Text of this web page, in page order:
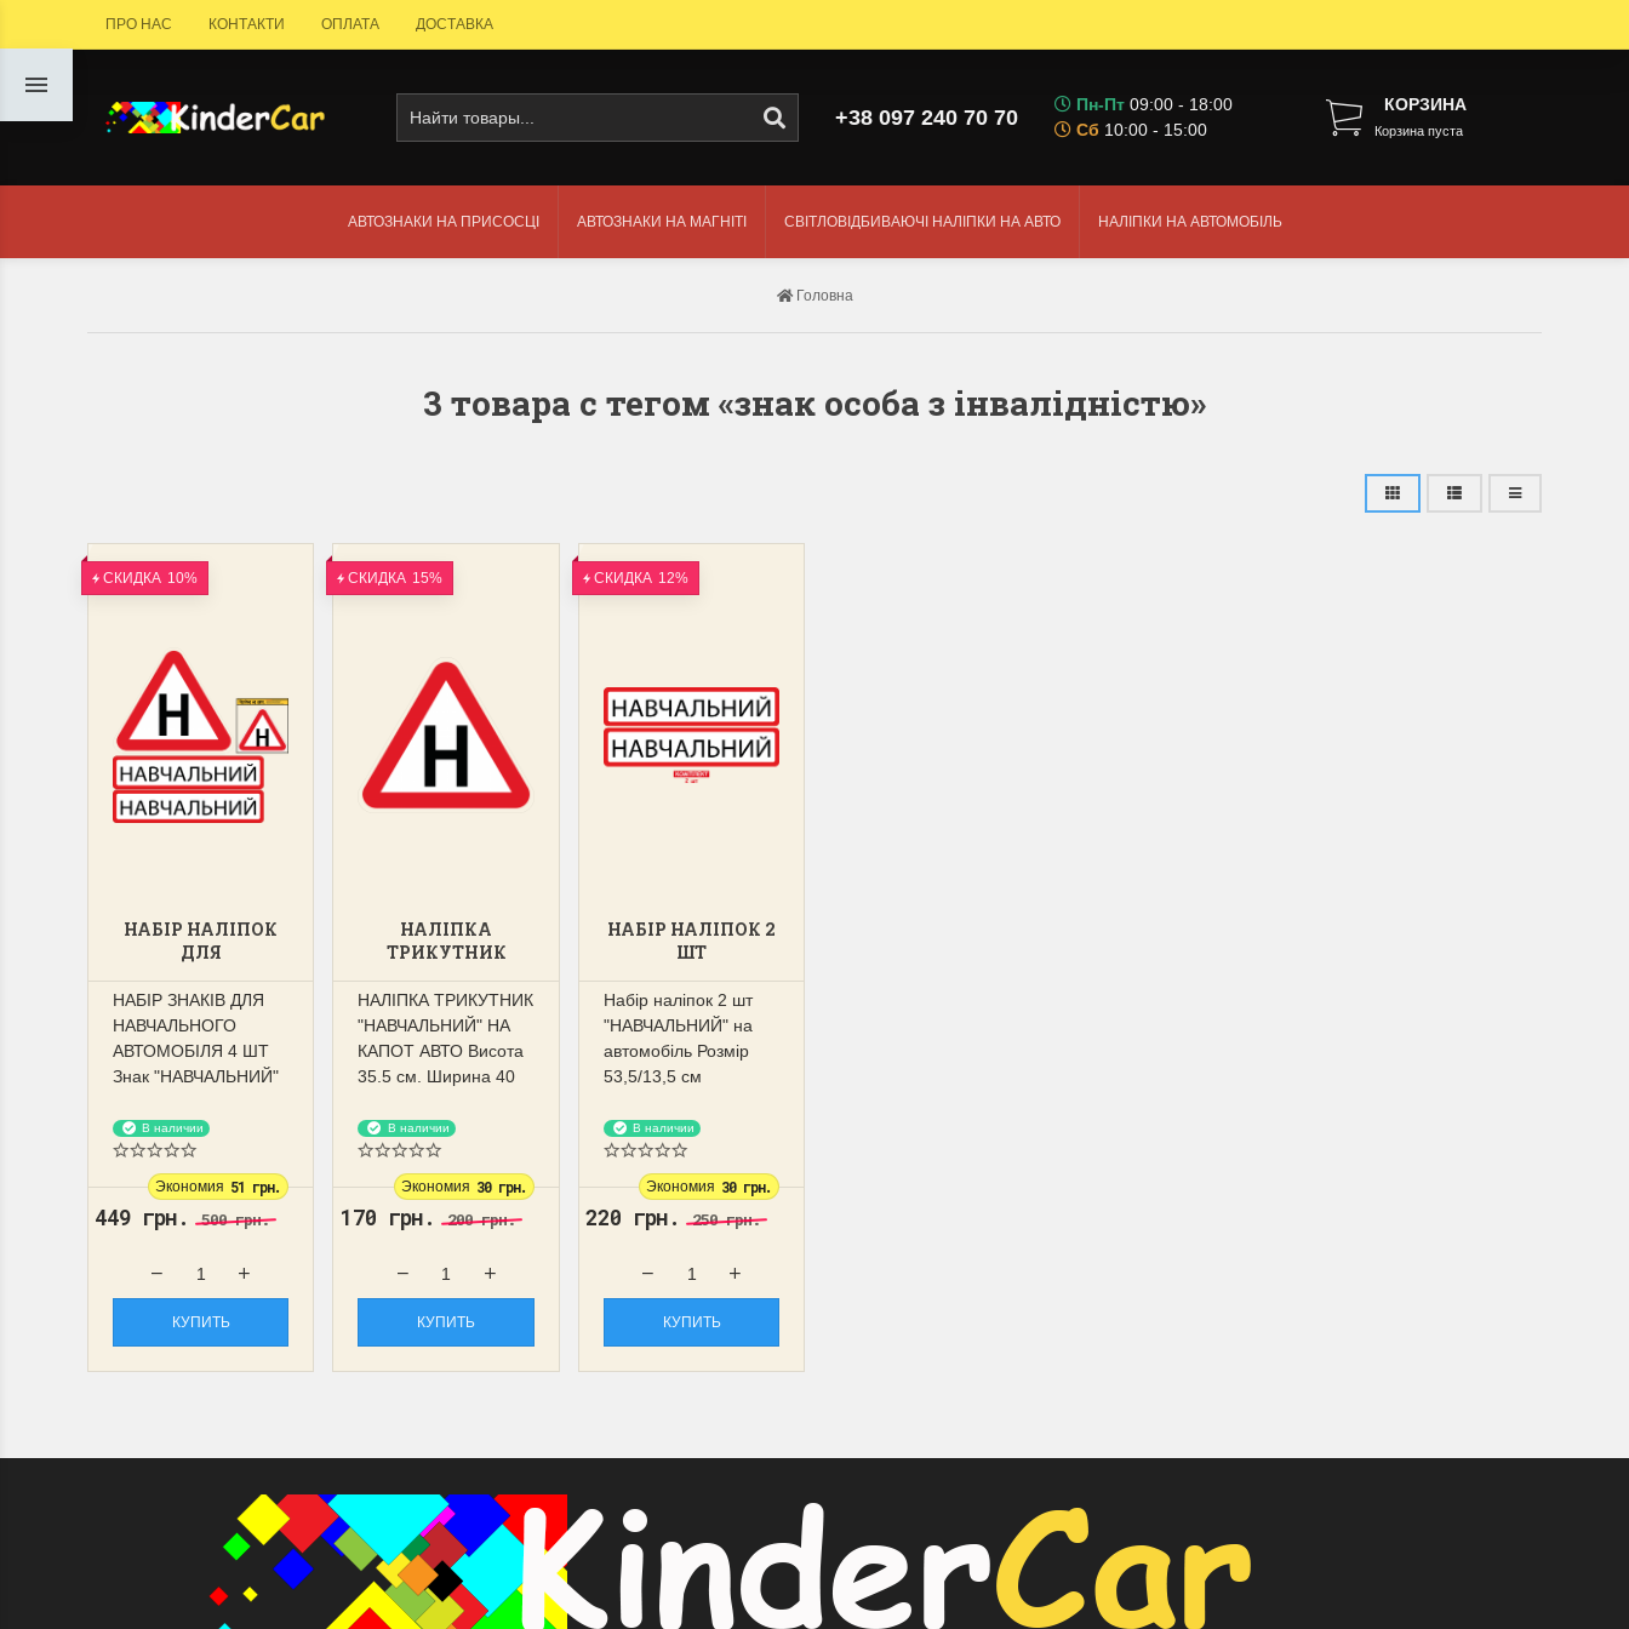
ПРО НАС КОНТАКТИ ОПЛАТА ДОСТАВКА
+38 097 240 70 70
Пн-Пт 09:00 - 18:00
Сб 10:00 - 15:00
КОРЗИНА
Корзина пуста
АВТОЗНАКИ НА ПРИСОСЦІ АВТОЗНАКИ НА МАГНІТІ СВІТЛОВІДБИВАЮЧІ НАЛІПКИ НА АВТО НАЛІПКИ НА АВТОМОБІЛЬ
Головна
3 товара с тегом «знак особа з інвалідністю»
СКИДКА 10%
НАБІР НАЛІПОК
ДЛЯ
НАВЧАЛЬНОГО
АВТОМОБІЛЯ 4
ШТ
НАБІР ЗНАКІВ ДЛЯ
НАВЧАЛЬНОГО
АВТОМОБІЛЯ 4 ШТ
Знак "НАВЧАЛЬНИЙ"
Знак...В наличии
Экономия 51 грн.
449 грн.500 грн.
КУПИТЬ
СКИДКА 15%
НАЛІПКА
ТРИКУТНИК
"НАВЧАЛЬНИЙ"
НА КАПОТ АВТО
НАЛІПКА ТРИКУТНИК
"НАВЧАЛЬНИЙ" НА
КАПОТ АВТО Висота
35.5 см. Ширина 40
В наличии
Экономия 30 грн.
170 грн.200 грн.
КУПИТЬ
СКИДКА 12%
НАБІР НАЛІПОК 2
ШТ
"НАВЧАЛЬНИЙ"
НА АВТОМОБІЛЬ
53,5/13,5СМ
Набір наліпок 2 шт
"НАВЧАЛЬНИЙ" на
автомобіль Розмір
53,5/13,5 см
В наличии
Экономия 30 грн.
220 грн.250 грн.
КУПИТЬ